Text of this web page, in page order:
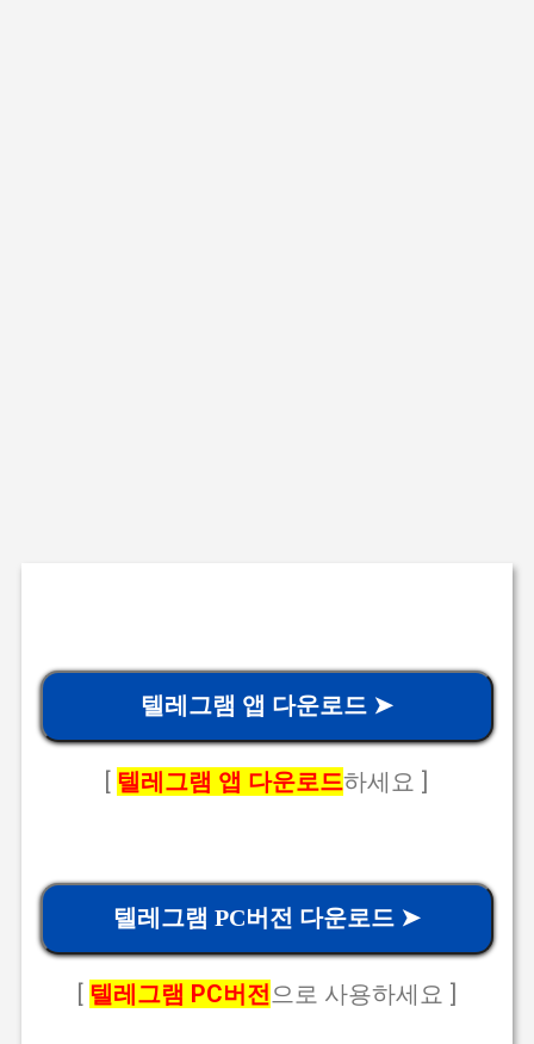
텔레그램 앱 다운로드 ➤
[ 텔레그램 앱 다운로드하세요 ]
텔레그램 PC버전 다운로드 ➤
[ 텔레그램 PC버전 으로 사용하세요 ]